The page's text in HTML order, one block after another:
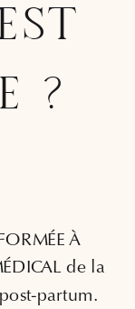
?
À
de la
partum.